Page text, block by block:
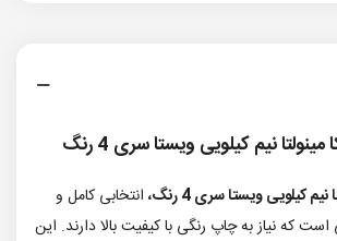
نیم کیلویی ویستا سری 4 رنگ
کیلویی ویستا سری 4 رنگ،
انتخابی کامل و
است که نیاز به چاپ رنگی با کیفیت بالا دارند. این